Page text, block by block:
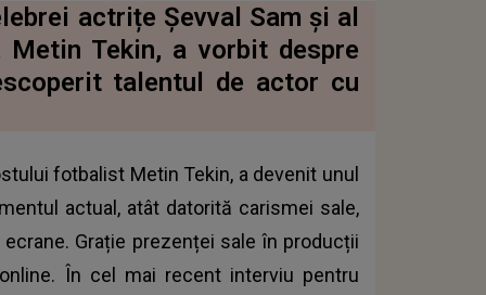
actrițe Şevval Sam și al
Tekin, a vorbit despre
talentul de actor cu
fotbalist Metin Tekin, a devenit unul
actual, atât datorită carismei sale,
Grație prezenței sale în producții
În cel mai recent interviu pentru